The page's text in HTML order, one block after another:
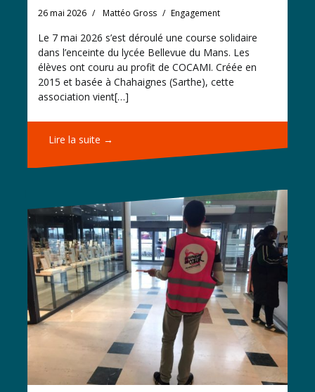
26 mai 2026 Mattéo Gross Engagement
Le 7 mai 2026 s’est déroulé une course solidaire
dans l’enceinte du lycée Bellevue du Mans. Les
élèves ont couru au profit de COCAMI. Créée en
2015 et basée à Chahaignes (Sarthe), cette
association vient[…]
Lire la suite →